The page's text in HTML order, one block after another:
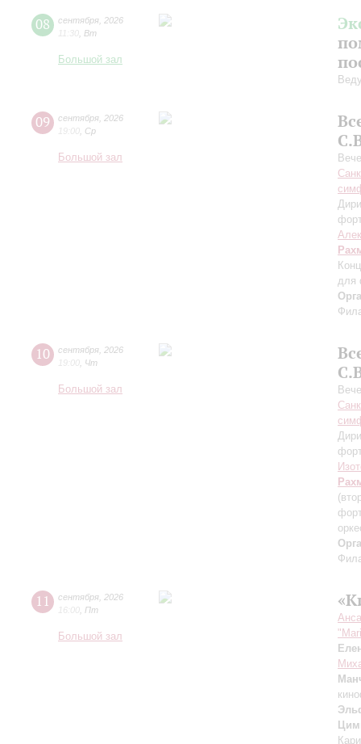
08 сентября 2026
11:30 Вт
Большой зал
09 сентября 2026
19:00 Ср
Большой зал
для
10 сентября 2026
19:00 Чт
Большой зал
11 сентября 2026
16:00 Пт
Большой зал